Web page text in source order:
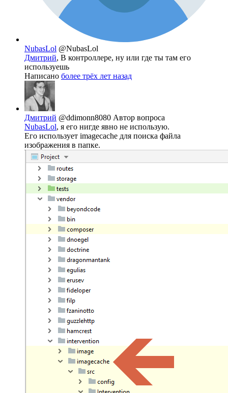
NubasLol @NubasLol
Дмитрий, В контроллере, ну или где ты там его
используешь
Написано более трёх лет назад
Дмитрий @ddimonn8080 Автор вопроса
NubasLol, я его нигде явно не использую.
Его использует imagecache для поиска файла
изображения в папке.